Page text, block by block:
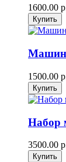
1600.00
1500.00
Набор
3500.00